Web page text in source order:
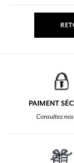
PAIMENT
Consultez nos